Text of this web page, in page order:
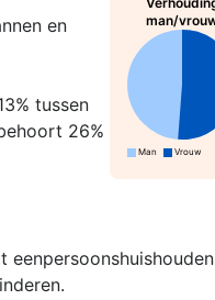
en
tussen
26%
man/
Man Vrouw